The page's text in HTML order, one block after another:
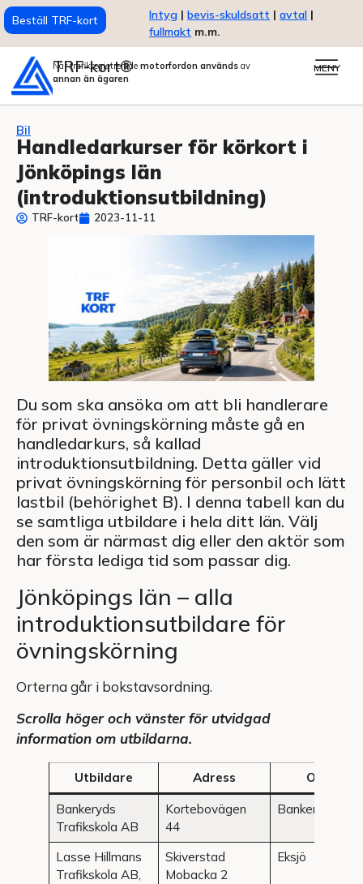
Beställ TRF-kort Intyg | bevis-skuldsatt | avtal |
fullmakt m.m.
TRF-kort®
När trafikregistrerade motorfordon används av
annan än ägaren
MENY
Bil
Handledarkurser för körkort i
Jönköpings län
(introduktionsutbildning)
TRF-kort 2023-11-11
Du som ska ansöka om att bli handlerare
för privat övningskörning måste gå en
handledarkurs, så kallad
introduktionsutbildning. Detta gäller vid
privat övningskörning för personbil och lätt
lastbil (behörighet B). I denna tabell kan du
se samtliga utbildare i hela ditt län. Välj
den som är närmast dig eller den aktör som
har första lediga tid som passar dig.
Jönköpings län – alla
introduktionsutbildare för
övningskörning
Orterna går i bokstavsordning.
Scrolla höger och vänster för utvidgad
information om utbildarna.
Utbildare Adress Ort
Bankeryds
Trafikskola AB
Kortebovägen
44
Bankeryd
Lasse Hillmans
Trafikskola AB,
Skiverstad
Mobacka 2
Eksjö